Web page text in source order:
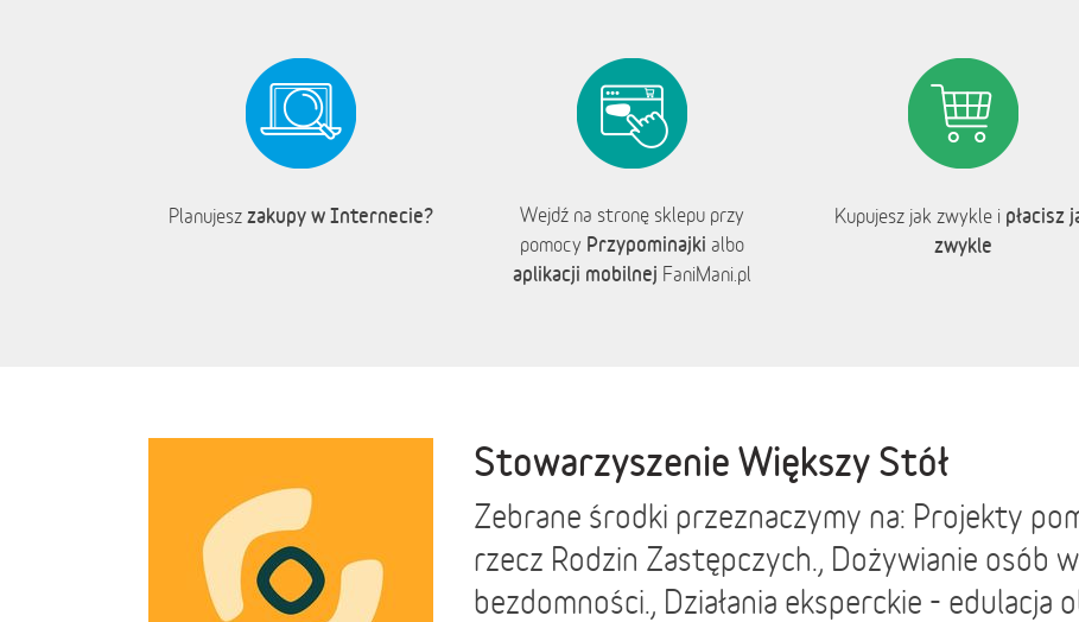
Planujesz zakupy w Internecie?
Wejdź na stronę sklepu przy
pomocy Przypominajki albo
aplikacji mobilnej FaniMani.pl
Kupujesz jak zwykle i płacisz
zwykle
Stowarzyszenie Większy Stół
Zebrane środki przeznaczymy na: Projekty
rzecz Rodzin Zastępczych., Dożywianie osób
bezdomności., Działania eksperckie - edulacja